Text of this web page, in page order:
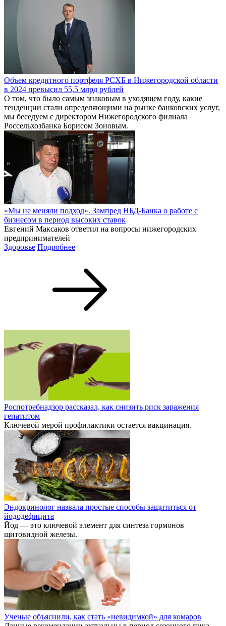
Объем кредитного портфеля РСХБ в Нижегородской области
в 2024 превысил 55,5 млрд рублей
О том, что было самым знаковым в уходящем году, какие
тенденции стали определяющими на рынке банковских услуг,
мы беседуем с директором Нижегородского филиала
Россельхозбанка Борисом Зоновым.
«Мы не меняли подход». Зампред НБД-Банка о работе с
бизнесом в период высоких ставок
Евгений Максаков ответил на вопросы нижегородских
предпринимателей
Здоровье Подробнее
Роспотребнадзор рассказал, как снизить риск заражения
гепатитом
Ключевой мерой профилактики остается вакцинация.
Эндокринолог назвала простые способы защититься от
йододефицита
Йод — это ключевой элемент для синтеза гормонов
щитовидной железы.
Ученые объяснили, как стать «невидимкой» для комаров